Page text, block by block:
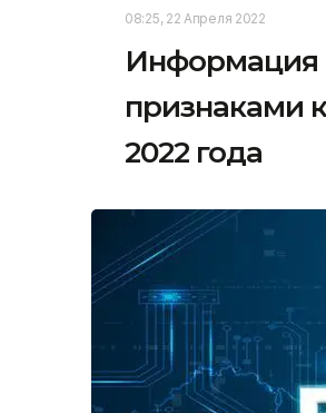
08:25, 22 Апреля 2022
Информация
признаками
2022 года